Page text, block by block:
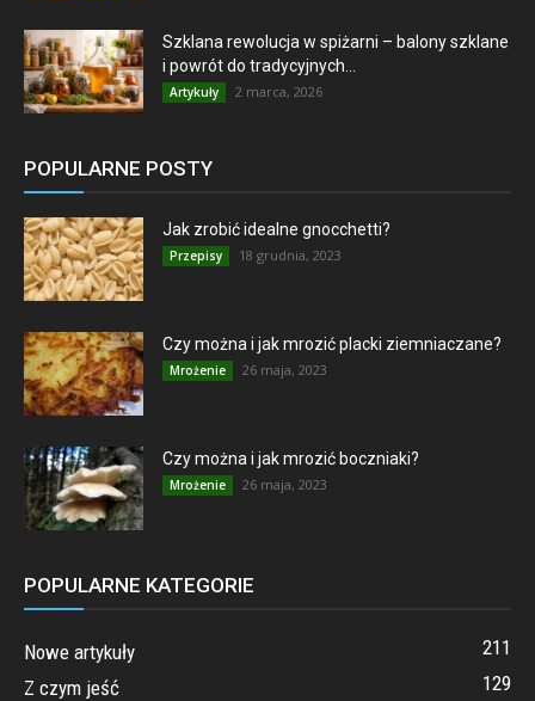
Szklana rewolucja w spiżarni – balony szklane
i powrót do tradycyjnych...
Artykuły 2 marca, 2026
POPULARNE POSTY
Jak zrobić idealne gnocchetti?
Przepisy 18 grudnia, 2023
Czy można i jak mrozić placki ziemniaczane?
Mrożenie 26 maja, 2023
Czy można i jak mrozić boczniaki?
Mrożenie 26 maja, 2023
POPULARNE KATEGORIE
Nowe artykuły
211
Z czym jeść
129